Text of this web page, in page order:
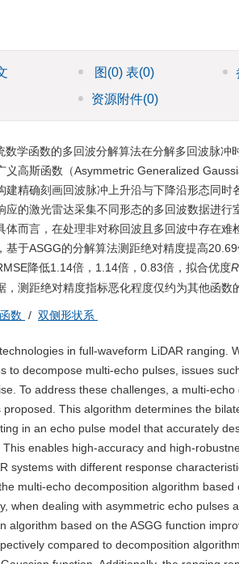
图 (0) 表(0)
资源附件(0)
学函数的多回波分解算法在分解多回波脉冲
高斯函数（Asymmetric Generalized
精确刻画回波脉冲上升沿与下降沿形态同时
的激光雷达采集不同形态的多回波数据进行
而言，在处理非对称回波且多回波中存在难
于ASGG的分解算法测距绝对精度提高
降低1.14倍，1.14倍，0.83倍，拟合优度R
测距绝对精度指标恶化程度仅约为其他函数
数 / 双侧形状系
in full-waveform LiDAR ranging.
decompose multi-echo pulses, issues
To address these challenges, a multi-
This algorithm determines the
in an echo pulse model that accurately
enables high-accuracy and high-
systems with different response
multi-echo decomposition algorithm based
when dealing with asymmetric echo pulses
based on the ASGG function
compared to decomposition